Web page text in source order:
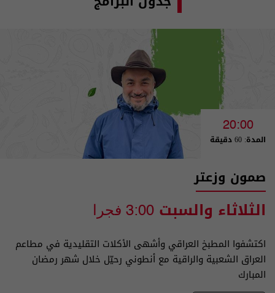
20:00
المدة: 60 دقيقة
صمون وزعتر
الثلاثاء والسبت 3:00 فجرا
اكتشفوا المطبخ العراقي وأشهى الأكلات التقليدية في مطاعم
العراق الشعبية والراقية مع أنطوني رحيّل خلال شهر رمضان
المبارك